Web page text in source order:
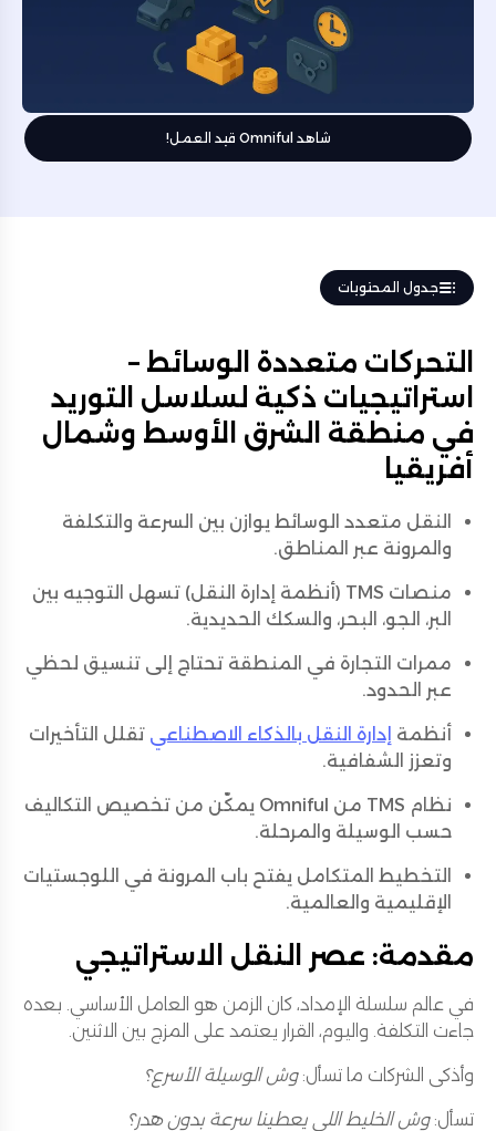
شاهد Omniful قيد العمل!
جدول المحتويات
التحركات متعددة الوسائط –
استراتيجيات ذكية لسلاسل التوريد
في منطقة الشرق الأوسط وشمال
أفريقيا
النقل متعدد الوسائط يوازن بين السرعة والتكلفة
والمرونة عبر المناطق.
منصات TMS (أنظمة إدارة النقل) تسهل التوجيه بين
البر، الجو، البحر، والسكك الحديدية.
ممرات التجارة في المنطقة تحتاج إلى تنسيق لحظي
عبر الحدود.
أنظمة إدارة النقل بالذكاء الاصطناعي تقلل التأخيرات
وتعزز الشفافية.
نظام TMS من Omniful يمكّن من تخصيص التكاليف
حسب الوسيلة والمرحلة.
التخطيط المتكامل يفتح باب المرونة في اللوجستيات
الإقليمية والعالمية.
مقدمة: عصر النقل الاستراتيجي
في عالم سلسلة الإمداد، كان الزمن هو العامل الأساسي. بعده
جاءت التكلفة. واليوم، القرار يعتمد على المزج بين الاثنين.
وأذكى الشركات ما تسأل:وش الوسيلة الأسرع؟
تسأل:وش الخليط اللي يعطينا سرعة بدون هدر؟